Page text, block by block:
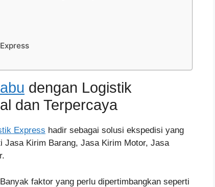
dengan Logistik
dan Terpercaya
Express hadir sebagai solusi ekspedisi yang
Jasa Kirim Barang, Jasa Kirim Motor, Jasa
faktor yang perlu dipertimbangkan seperti